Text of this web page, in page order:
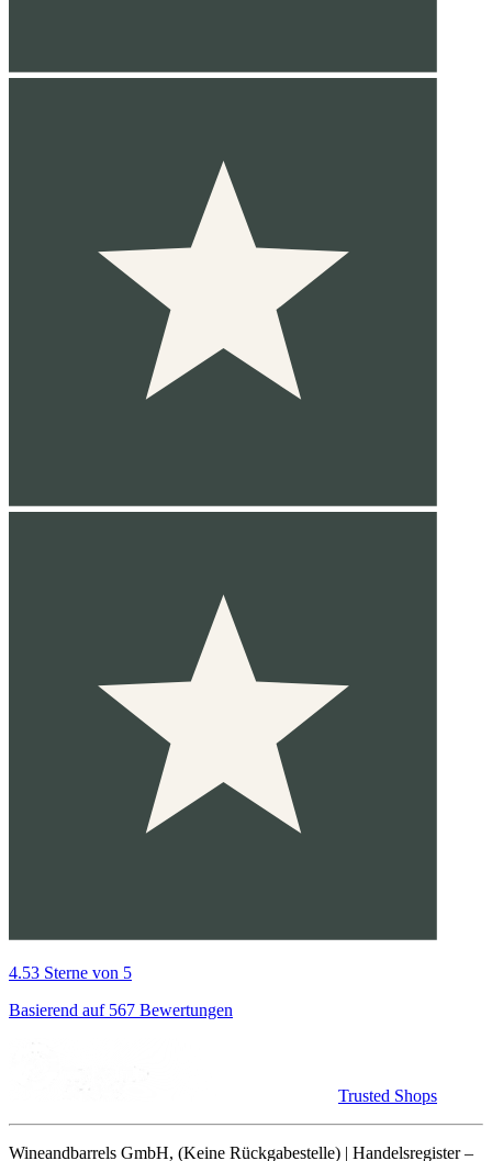
4.53 Sterne von 5
Basierend auf 567 Bewertungen
Trusted Shops
Wineandbarrels GmbH, (Keine Rückgabestelle) | Handelsregister –